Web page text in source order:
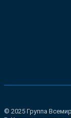
© 2025 Группа